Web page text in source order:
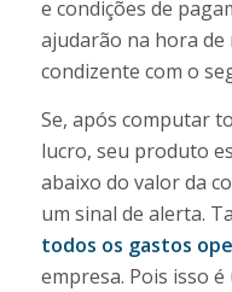
e condições de
ajudarão na hora
condizente com o
Se, após computar
lucro, seu produto
abaixo do valor da
um sinal de alerta.
todos os gastos
empresa. Pois isso